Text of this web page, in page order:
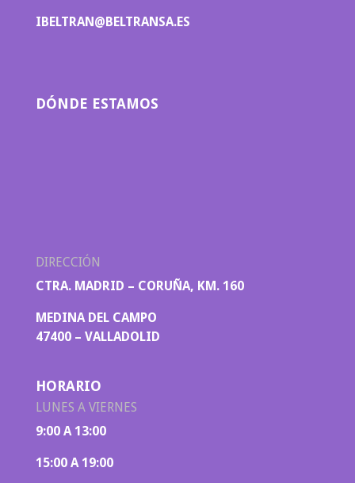
IBELTRAN@BELTRANSA.ES
DÓNDE ESTAMOS
DIRECCIÓN
CTRA. MADRID – CORUÑA, KM. 160
MEDINA DEL CAMPO
47400 – VALLADOLID
HORARIO
LUNES A VIERNES
9:00 A 13:00
15:00 A 19:00